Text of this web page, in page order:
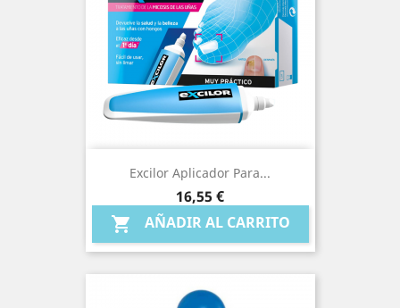
Excilor Aplicador Para...
Precio
16,55 €
 AÑADIR AL CARRITO